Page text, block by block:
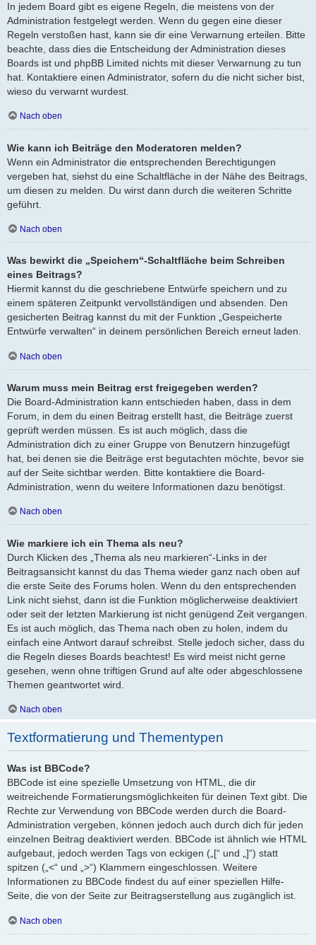
In jedem Board gibt es eigene Regeln, die meistens von der
Administration festgelegt werden. Wenn du gegen eine dieser
Regeln verstoßen hast, kann sie dir eine Verwarnung erteilen. Bitte
beachte, dass dies die Entscheidung der Administration dieses
Boards ist und phpBB Limited nichts mit dieser Verwarnung zu tun
hat. Kontaktiere einen Administrator, sofern du die nicht sicher bist,
wieso du verwarnt wurdest.
Nach oben
Wie kann ich Beiträge den Moderatoren melden?
Wenn ein Administrator die entsprechenden Berechtigungen
vergeben hat, siehst du eine Schaltfläche in der Nähe des Beitrags,
um diesen zu melden. Du wirst dann durch die weiteren Schritte
geführt.
Nach oben
Was bewirkt die „Speichern“-Schaltfläche beim Schreiben
eines Beitrags?
Hiermit kannst du die geschriebene Entwürfe speichern und zu
einem späteren Zeitpunkt vervollständigen und absenden. Den
gesicherten Beitrag kannst du mit der Funktion „Gespeicherte
Entwürfe verwalten“ in deinem persönlichen Bereich erneut laden.
Nach oben
Warum muss mein Beitrag erst freigegeben werden?
Die Board-Administration kann entschieden haben, dass in dem
Forum, in dem du einen Beitrag erstellt hast, die Beiträge zuerst
geprüft werden müssen. Es ist auch möglich, dass die
Administration dich zu einer Gruppe von Benutzern hinzugefügt
hat, bei denen sie die Beiträge erst begutachten möchte, bevor sie
auf der Seite sichtbar werden. Bitte kontaktiere die Board-
Administration, wenn du weitere Informationen dazu benötigst.
Nach oben
Wie markiere ich ein Thema als neu?
Durch Klicken des „Thema als neu markieren“-Links in der
Beitragsansicht kannst du das Thema wieder ganz nach oben auf
die erste Seite des Forums holen. Wenn du den entsprechenden
Link nicht siehst, dann ist die Funktion möglicherweise deaktiviert
oder seit der letzten Markierung ist nicht genügend Zeit vergangen.
Es ist auch möglich, das Thema nach oben zu holen, indem du
einfach eine Antwort darauf schreibst. Stelle jedoch sicher, dass du
die Regeln dieses Boards beachtest! Es wird meist nicht gerne
gesehen, wenn ohne triftigen Grund auf alte oder abgeschlossene
Themen geantwortet wird.
Nach oben
Textformatierung und Thementypen
Was ist BBCode?
BBCode ist eine spezielle Umsetzung von HTML, die dir
weitreichende Formatierungsmöglichkeiten für deinen Text gibt. Die
Rechte zur Verwendung von BBCode werden durch die Board-
Administration vergeben, können jedoch auch durch dich für jeden
einzelnen Beitrag deaktiviert werden. BBCode ist ähnlich wie HTML
aufgebaut, jedoch werden Tags von eckigen („[“ und „]“) statt
spitzen („<“ und „>“) Klammern eingeschlossen. Weitere
Informationen zu BBCode findest du auf einer speziellen Hilfe-
Seite, die von der Seite zur Beitragserstellung aus zugänglich ist.
Nach oben